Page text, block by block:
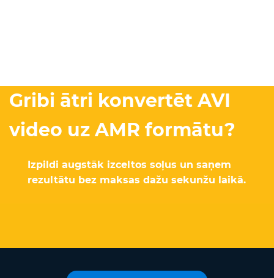
Gribi ātri konvertēt AVI
video uz AMR formātu?
Izpildi augstāk izceltos soļus un saņem
rezultātu bez maksas dažu sekunžu laikā.